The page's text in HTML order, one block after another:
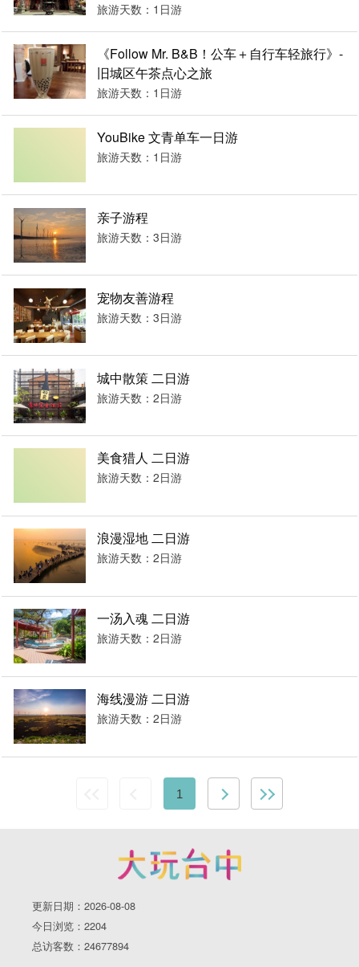
旅游天数：1日游
《Follow Mr. B&B！公车＋自行车轻旅行》-
旧城区午茶点心之旅
旅游天数：1日游
YouBike 文青单车一日游
旅游天数：1日游
亲子游程
旅游天数：3日游
宠物友善游程
旅游天数：3日游
城中散策 二日游
旅游天数：2日游
美食猎人 二日游
旅游天数：2日游
浪漫湿地 二日游
旅游天数：2日游
一汤入魂 二日游
旅游天数：2日游
海线漫游 二日游
旅游天数：2日游
1
更新日期：2026-08-08
今日浏览：2204
总访客数：24677894